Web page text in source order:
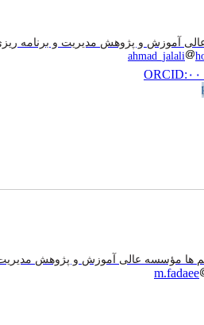
آموزش و پژوهش مدیریت و برنامه
ORCID:
ها مؤسسه عالی آموزش و پژوهش
m.fadaee